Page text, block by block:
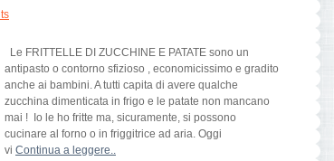
Le FRITTELLE DI ZUCCHINE E PATATE sono un
antipasto o contorno sfizioso , economicissimo e gradito
anche ai bambini. A tutti capita di avere qualche
zucchina dimenticata in frigo e le patate non mancano
mai ! Io le ho fritte ma, sicuramente, si possono
cucinare al forno o in friggitrice ad aria. Oggi
vi Continua a leggere..